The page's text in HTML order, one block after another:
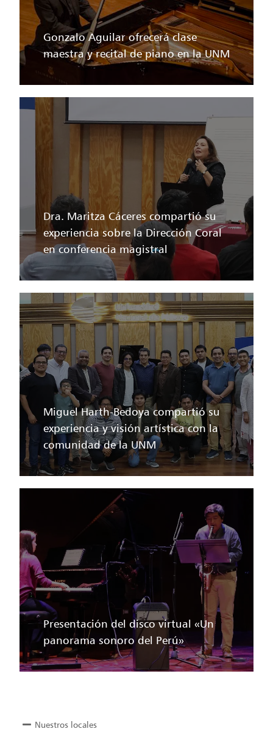
Gonzalo Aguilar ofrecerá clase
maestra y recital de piano en la UNM
Dra. Maritza Cáceres compartió su
experiencia sobre la Dirección Coral
en conferencia magistral
Miguel Harth-Bedoya compartió su
experiencia y visión artística con la
comunidad de la UNM
Presentación del disco virtual «Un
panorama sonoro del Perú»
Nuestros locales